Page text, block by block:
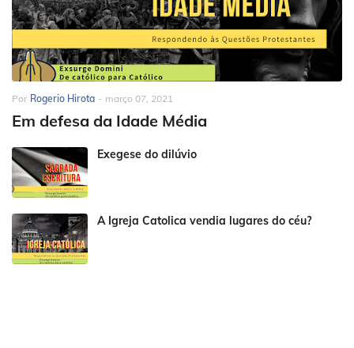
Por Rogerio Hirota - março 07, 2021
Em defesa da Idade Média
Exegese do dilúvio
A Igreja Catolica vendia lugares do céu?